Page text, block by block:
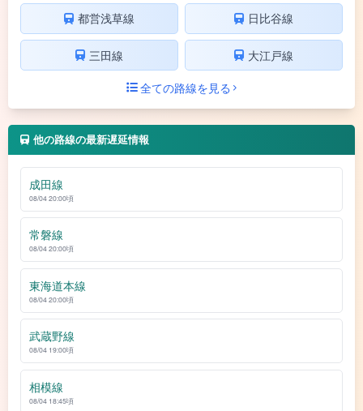
都営浅草線 日比谷線
三田線
大江戸線
全ての路線を見る
他の路線の最新遅延情報
成田線
08/04 20:00頃
常磐線
08/04 20:00頃
東海道本線
08/04 20:00頃
武蔵野線
08/04 19:00頃
相模線
08/04 18:45頃